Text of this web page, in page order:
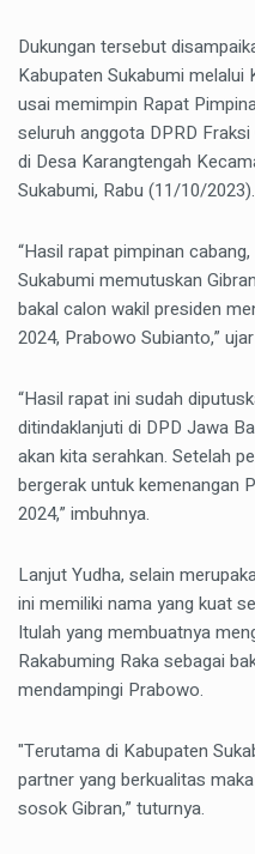
Dukungan tersebut
Kabupaten Sukabumi melalui
usai memimpin Rapat
seluruh anggota DPRD
di Desa Karangtengah
Sukabumi, Rabu (11/10/2023).
“Hasil rapat pimpinan
Sukabumi memutuskan
bakal calon wakil presiden
2024, Prabowo Subianto,”
“Hasil rapat ini sudah
ditindaklanjuti di DPD Jawa
akan kita serahkan. Setelah
bergerak untuk kemenangan
2024,” imbuhnya.
Lanjut Yudha, selain
ini memiliki nama yang kuat
Itulah yang membuatnya
Rakabuming Raka sebagai
mendampingi Prabowo.
"Terutama di Kabupaten
partner yang berkualitas
sosok Gibran,” tuturnya.